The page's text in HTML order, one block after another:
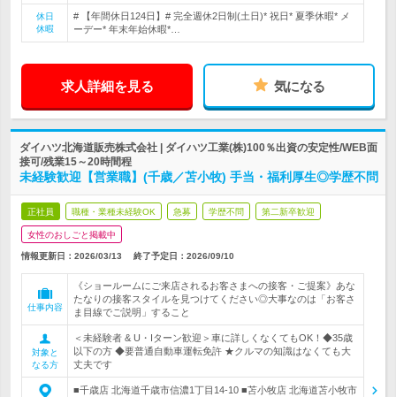
休日
休暇
# 【年間休日124日】# 完全週休2日制(土日)* 祝日* 夏季休暇* メ
ーデー* 年末年始休暇*…
求人詳細を見る 気になる
ダイハツ北海道販売株式会社 | ダイハツ工業(株)100％出資の安定性/WEB面
接可/残業15～20時間程
未経験歓迎【営業職】(千歳／苫小牧) 手当・福利厚生◎学歴不問
正社員 職種・業種未経験OK 急募 学歴不問 第二新卒歓迎
女性のおしごと掲載中
情報更新日：2026/03/13 終了予定日： 2026/09/10
仕事内容
《ショールームにご来店されるお客さまへの接客・ご提案》あな
たなりの接客スタイルを見つけてください◎大事なのは「お客さ
ま目線でご説明」すること
対象と
なる方
＜未経験者 & U・Iターン歓迎＞車に詳しくなくてもOK！◆35歳
以下の方 ◆要普通自動車運転免許 ★クルマの知識はなくても大
丈夫です
■千歳店 北海道千歳市信濃1丁目14-10 ■苫小牧店 北海道苫小牧市